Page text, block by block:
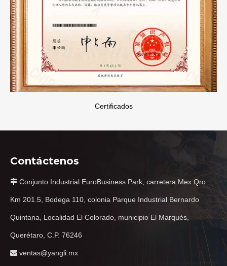
Certificados
Contáctenos
 Conjunto Industrial EuroBusiness Park, carretera Mex Qro
Km 201.5, Bodega 110, colonia Parque Industrial Bernardo
Quintana, Localidad El Colorado, municipio El Marqués,
Querétaro, C.P. 76246
 ventas@yangli.mx